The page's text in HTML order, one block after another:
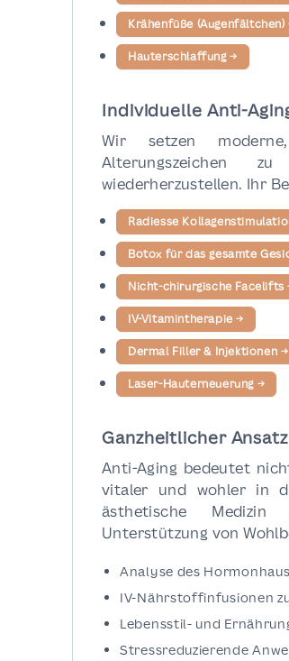
Krähenfüße (Augenfältchen)
Hauterschlaffung→
Individuelle Anti-
Wir setzen
Alterungszeichen
wiederherzustellen. Ihr
Radiesse
Botox für das gesamte
Nicht-chirurgische Facelifts
IV-Vitamintherapie →
Dermal Filler & Injektionen →
Laser-Hauterneuerung →
Ganzheitlicher
Anti-Aging bedeutet
vitaler und wohler in
ästhetische Medizin
Unterstützung von
Analyse des
IV-Nährstoffinfusionen
Lebensstil- und
Stressreduzierende